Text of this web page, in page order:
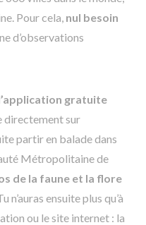
Pour cela, nul besoin
d’observations
gratuite
directement sur
partir en balade dans
Métropolitaine de
de la faune et la flore
ensuite plus qu’à
ou le site internet : la